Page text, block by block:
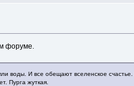
форуме.
воды. И все обещают вселенское счастье.
Пурга жуткая.